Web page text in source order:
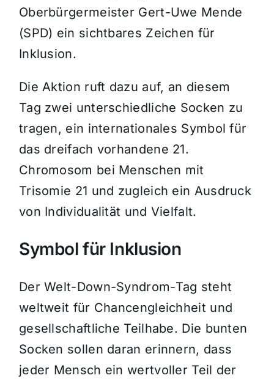
Oberbürgermeister Gert-Uwe Mende
(SPD) ein sichtbares Zeichen für
Inklusion.
Die Aktion ruft dazu auf, an diesem
Tag zwei unterschiedliche Socken zu
tragen, ein internationales Symbol für
das dreifach vorhandene 21.
Chromosom bei Menschen mit
Trisomie 21 und zugleich ein Ausdruck
von Individualität und Vielfalt.
Symbol für Inklusion
Der Welt-Down-Syndrom-Tag steht
weltweit für Chancengleichheit und
gesellschaftliche Teilhabe. Die bunten
Socken sollen daran erinnern, dass
jeder Mensch ein wertvoller Teil der